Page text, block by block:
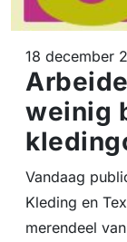
18 december
weinig
Vandaag
Kleding en
merendeel